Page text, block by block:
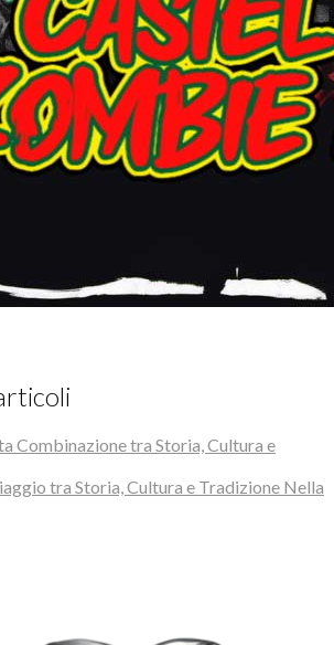
Combinazione tra Storia, Cultura e
tra Storia, Cultura e Tradizione Nella